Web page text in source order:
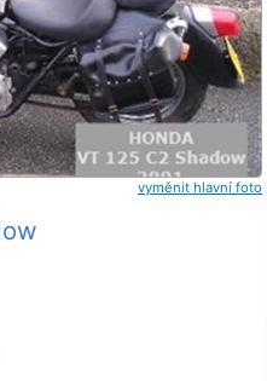
vyměnit hlavní foto